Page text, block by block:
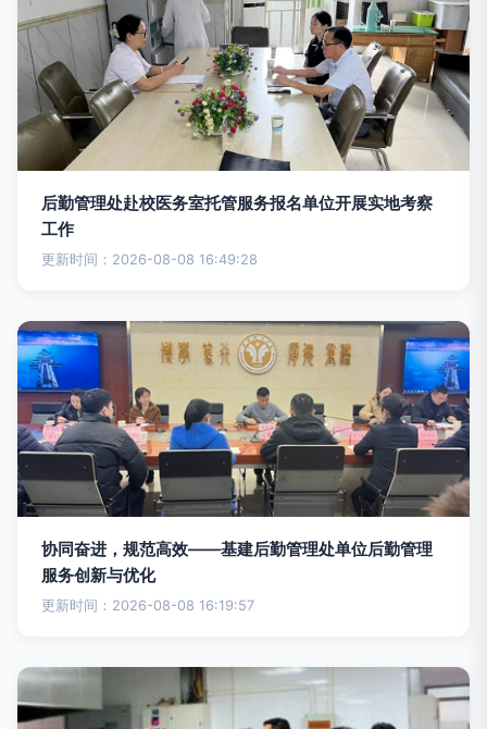
后勤管理处赴校医务室托管服务报名单位开展实地考察
工作
更新时间：2026-08-08 16:49:28
协同奋进，规范高效——基建后勤管理处单位后勤管理
服务创新与优化
更新时间：2026-08-08 16:19:57